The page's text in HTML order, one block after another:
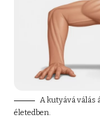
A kutyává válás
életedben.